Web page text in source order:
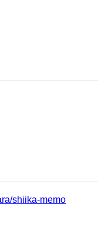
shiika-memo